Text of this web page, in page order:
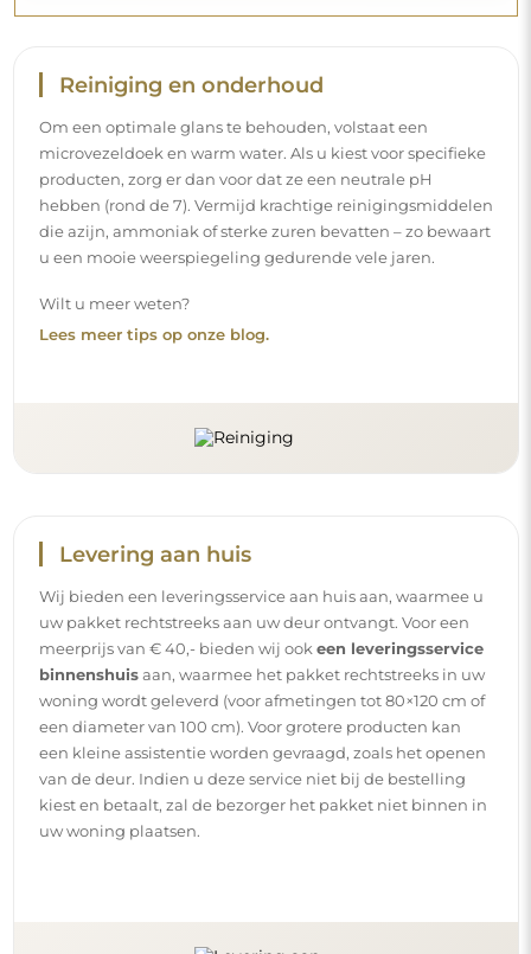
Levering aan huis
Wij bieden een leveringsservice aan huis aan, waarmee u
uw pakket rechtstreeks aan uw deur ontvangt. Voor een
meerprijs van € 40,- bieden wij ook
een leveringsservice
binnenshuis
aan, waarmee het pakket rechtstreeks in uw
woning wordt geleverd (voor afmetingen tot 80×120 cm of
een diameter van 100 cm). Voor grotere producten kan
van de deur. Indien u deze service niet bij de bestelling
kiest en betaalt, zal de bezorger het pakket niet binnen in
Handleidingen
Om de montage en het gebruik van onze spiegel
eenvoudig en zorgeloos te maken, hebben wij voor u
gedetailleerde handleidingen opgesteld. Daarin vindt u
alle nodige stappen voor een correcte montage van de
spiegel, evenals tips voor het onderhoud, de reiniging en
het beheer ervan, zodat u lang van het perfecte uiterlijk
kunt genieten.